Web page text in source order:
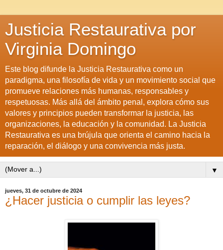
Justicia Restaurativa por
Virginia Domingo
Este blog difunde la Justicia Restaurativa como un
paradigma, una filosofía de vida y un movimiento social que
promueve relaciones más humanas, responsables y
respetuosas. Más allá del ámbito penal, explora cómo sus
valores y principios pueden transformar la justicia, las
organizaciones, la educación y la comunidad. La Justicia
Restaurativa es una brújula que orienta el camino hacia la
reparación, el diálogo y una convivencia más justa.
▼
jueves, 31 de octubre de 2024
¿Hacer justicia o cumplir las leyes?